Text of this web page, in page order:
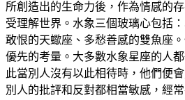
所創造出的生命力後，作為情感的
受理解世界。水象三個玻璃心包括
敢恨的天蠍座、多愁善感的雙魚座
優先的考量。大多數水象星座的人
此當別人沒有以此相待時，他們便
別人的批評和反對都相當敏感，經